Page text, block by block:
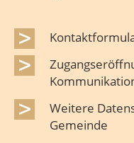
Weitere
Gemeinde